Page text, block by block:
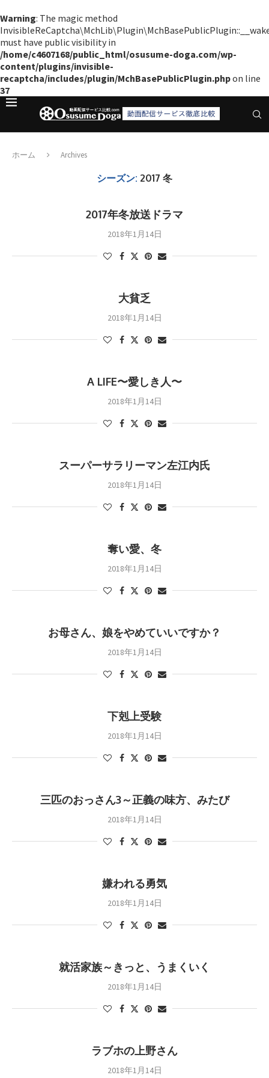
Warning: The magic method
must have public visibility in
/home/c4607168/public_html/osusume-doga.com/wp-
content/plugins/invisible-
recaptcha/includes/plugin/MchBasePublicPlugin.phpon line
37
ホーム Archives
シーズン: 2017 冬
2017年冬放送ドラマ
2018年1月14日
大貧乏
2018年1月14日
A LIFE〜愛しき人〜
2018年1月14日
スーパーサラリーマン左江内氏
2018年1月14日
奪い愛、冬
2018年1月14日
お母さん、娘をやめていいですか？
2018年1月14日
下剋上受験
2018年1月14日
三匹のおっさん3～正義の味方、みたび
2018年1月14日
嫌われる勇気
2018年1月14日
就活家族～きっと、うまくいく
2018年1月14日
ラブホの上野さん
2018年1月14日